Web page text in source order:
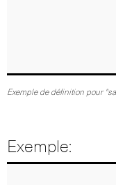
Exemple de définition pour
Exemple: